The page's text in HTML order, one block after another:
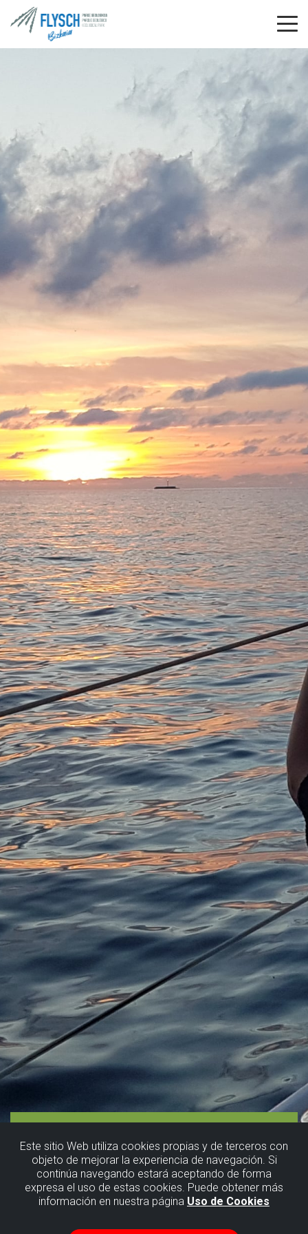
Este sitio Web utiliza cookies propias y de terceros con
objeto de mejorar la experiencia de navegación. Si
continúa navegando estará aceptando de forma
expresa el uso de estas cookies. Puede obtener más
información en nuestra página Uso de Cookies